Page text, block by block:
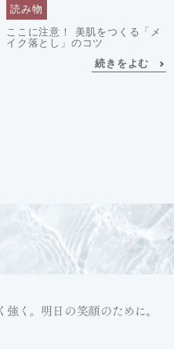
読み物
ここに注意！ 美肌をつくる「メ
イク落とし」のコツ
続きをよむ